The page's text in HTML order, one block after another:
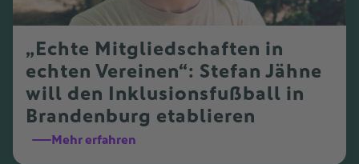
„Echte Mitgliedschaften in
echten Vereinen“: Stefan Jähne
will den Inklusionsfußball in
Brandenburg etablieren
Mehr erfahren